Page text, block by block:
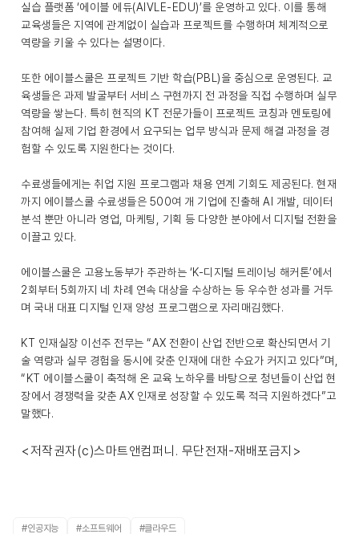
실습 플랫폼 ‘에이블 에듀(AIVLE-EDU)’를 운영하고 있다. 이를 통해
교육생들은 지역에 관계없이 실습과 프로젝트를 수행하며 체계적으로
역량을 키울 수 있다는 설명이다.
또한 에이블스쿨은 프로젝트 기반 학습(PBL)을 중심으로 운영된다. 교
육생들은 과제 발굴부터 서비스 구현까지 전 과정을 직접 수행하며 실무
역량을 쌓는다. 특히 현직의 KT 전문가들이 프로젝트 코칭과 멘토링에
참여해 실제 기업 환경에서 요구되는 업무 방식과 문제 해결 과정을 경
험할 수 있도록 지원한다는 것이다.
수료생들에게는 취업 지원 프로그램과 채용 연계 기회도 제공된다. 현재
까지 에이블스쿨 수료생들은 500여 개 기업에 진출해 AI 개발, 데이터
분석 뿐만 아니라 영업, 마케팅, 기획 등 다양한 분야에서 디지털 전환을
이끌고 있다.
에이블스쿨은 고용노동부가 주관하는 ‘K-디지털 트레이닝 해커톤’에서
2회부터 5회까지 네 차례 연속 대상을 수상하는 등 우수한 성과를 거두
며 국내 대표 디지털 인재 양성 프로그램으로 자리매김했다.
KT 인재실장 이선주 전무는 “AX 전환이 산업 전반으로 확산되면서 기
술 역량과 실무 경험을 동시에 갖춘 인재에 대한 수요가 커지고 있다”며,
“KT 에이블스쿨이 축적해 온 교육 노하우를 바탕으로 청년들이 산업 현
장에서 경쟁력을 갖춘 AX 인재로 성장할 수 있도록 적극 지원하겠다”고
말했다.
<저작권자(c)스마트앤컴퍼니. 무단전재-재배포금지>
#인공지능 #소프트웨어 #클라우드